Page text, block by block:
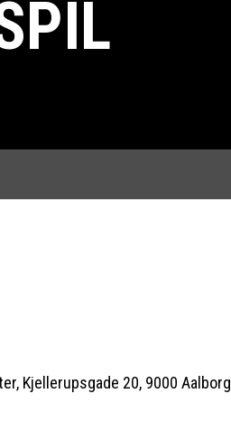
Kjellerupsgade 20, 9000 Aalborg